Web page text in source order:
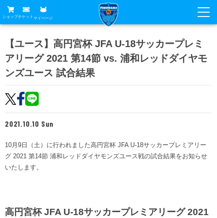
ショップチケット マイページ
グッズ
ホームタウン
トップチーム
試合
試合
試合日程
順位表
チケット
チケットガイド
席種・価格表
チケット購入方法
販売スケジュール
Buy Ticket Here
スケジュール
練習見学について
横浜FC観戦ガイド
クラブ
横浜FC公式オンラインショップ
アカデミー
【ユース】高円宮杯 JFA U-18サッカープレミ
アリーグ 2021 第14節 vs. 浦和レッドダイヤモ
ンズユース 試合結果
2021.10.10 Sun
10月9日（土）に行われました高円宮杯 JFA U-18サッカープレミアリー
グ 2021 第14節 浦和レッドダイヤモンズユース戦の試合結果をお知らせ
いたします。
高円宮杯 JFA U-18サッカープレミアリーグ 2021